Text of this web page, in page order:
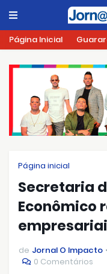
Página Inicial
Página inicial
Secretaria
Econômico
de Jornal O Impacto
0 Comentários